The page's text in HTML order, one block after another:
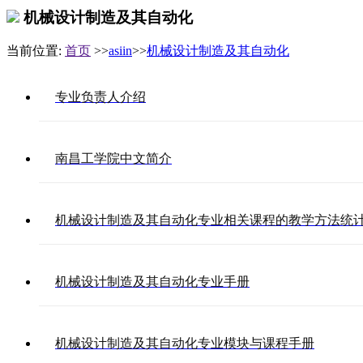
机械设计制造及其自动化
当前位置: 首页 >>asiin>>机械设计制造及其自动化
专业负责人介绍
南昌工学院中文简介
机械设计制造及其自动化专业相关课程的教学方法统
机械设计制造及其自动化专业手册
机械设计制造及其自动化专业模块与课程手册